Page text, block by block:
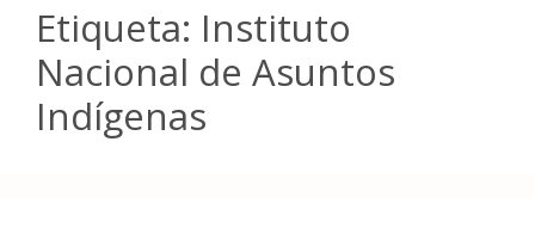
Etiqueta: Instituto
Nacional de Asuntos
Indígenas